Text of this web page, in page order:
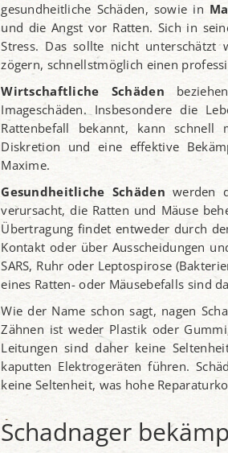
gesundheitliche Schäden, sowie in
und die Angst vor Ratten. Sich in
Stress. Das sollte nicht
zögern, schnellstmöglich einen
Wirtschaftliche Schäden
Imageschäden. Insbesondere die
Rattenbefall bekannt, kann
Diskretion und eine effektive
Maxime.
Gesundheitliche Schäden werden
verursacht, die Ratten und Mäuse
Übertragung findet entweder durch
Kontakt oder über Ausscheidungen
SARS, Ruhr oder Leptospirose
eines Ratten- oder Mäusebefalls sind
Wie der Name schon sagt, nagen
Zähnen ist weder Plastik oder
Leitungen sind daher keine
kaputten Elektrogeräten führen.
keine Seltenheit, was hohe
Schadnager